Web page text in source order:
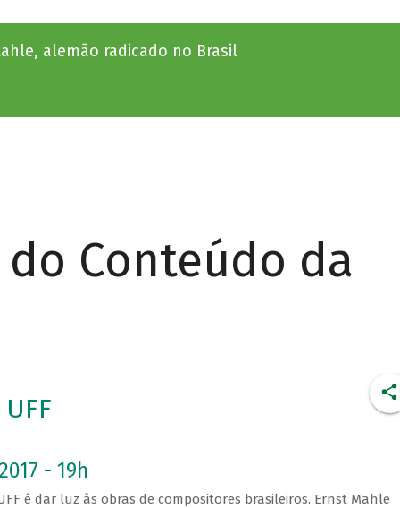
alemão radicado no Brasil
Conteúdo da
- 19h
é dar luz às obras de compositores brasileiros. Ernst Mahle